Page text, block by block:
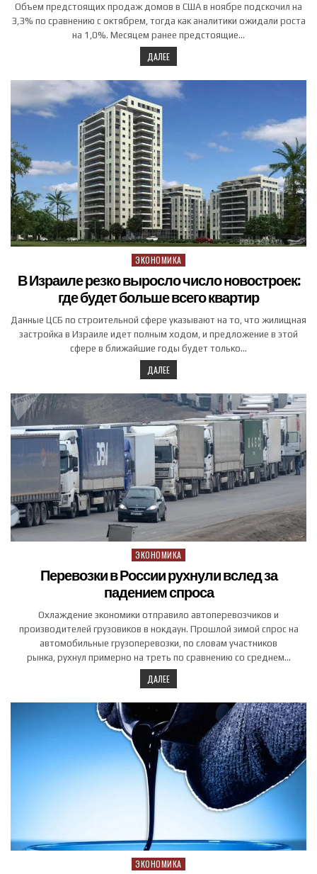
Объем предстоящих продаж ⁠домов в США в ноябре подскочил ⁠на
3,​3% по ⁠сравнению с ⁠октябрем, тогда как аналитики ожидали ‌роста
‍на 1,‌0%. Месяцем ранее предстоящие…
ДАЛЕЕ
Posted in
ЭКОНОМИКА
В Израиле резко выросло число новостроек:
где будет больше всего квартир
Данные ЦСБ по строительной сфере указывают на то, что жилищная
застройка в Израиле идет полным ходом, и предложение в этой
сфере в ближайшие годы будет только…
ДАЛЕЕ
Posted in
ЭКОНОМИКА
Перевозки в России рухнули вслед за
падением спроса
Охлаждение экономики отправило автоперевозчиков и
производителей грузовиков в нокдаун. Прошлой зимой спрос на
автомобильные грузоперевозки, по словам участников
рынка, рухнул примерно на треть по сравнению со среднем…
ДАЛЕЕ
Posted in
ЭКОНОМИКА